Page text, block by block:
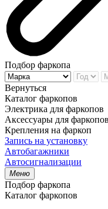
Подбор фаркопа
Вернуться
Каталог фаркопов
Электрика для фаркопов
Аксессуары для фаркопов
Крепления на фаркоп
Запись на установку
Автобагажники
Автосигнализации
Меню
Подбор фаркопа
Каталог фаркопов